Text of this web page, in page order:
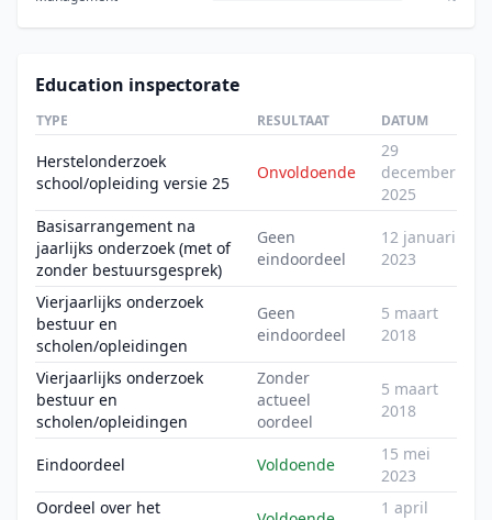
Education inspectorate
TYPE RESULTAAT DATUM
Herstelonderzoek
school/opleiding versie 25
Onvoldoende
29
december
2025
Basisarrangement na
jaarlijks onderzoek (met of
zonder bestuursgesprek)
Geen
eindoordeel
12 januari
2023
Vierjaarlijks onderzoek
bestuur en
scholen/opleidingen
Geen
eindoordeel
5 maart
2018
Vierjaarlijks onderzoek
bestuur en
scholen/opleidingen
Zonder
actueel
oordeel
5 maart
2018
Eindoordeel Voldoende
15 mei
2023
Oordeel over het
1 april